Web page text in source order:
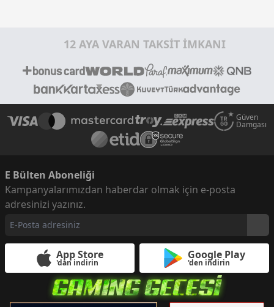
12 AYA VARAN TAKSİT İMKANI
Güven
Damgası
E Bülten Aboneliği
Kampanyalarımızdan haberdar olmak için e-posta
adresinizi yazınız.
App Store
'dan indirin
Google Play
'den indirin